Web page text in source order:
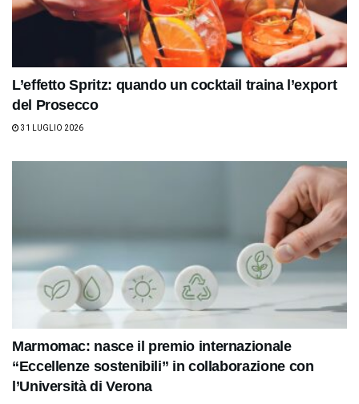
L’effetto Spritz: quando un cocktail traina l’export
del Prosecco
31 LUGLIO 2026
Marmomac: nasce il premio internazionale
“Eccellenze sostenibili” in collaborazione con
l’Università di Verona